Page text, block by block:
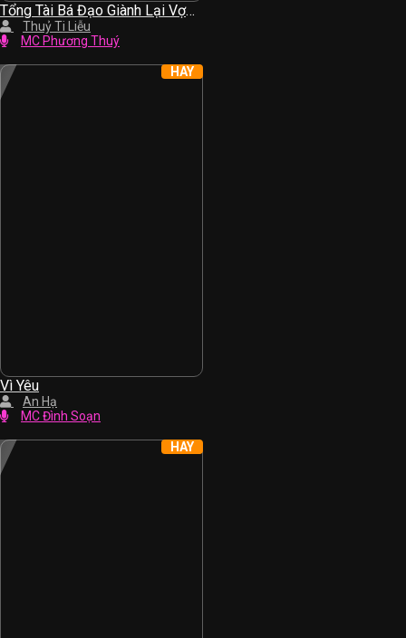
Tổng Tài Bá Đạo Giành Lại Vợ
Yêu Thuỷ Ti Liễu
MC Phương Thuý
Vì Yêu
An Hạ
MC Đình Soạn
HAY
HAY